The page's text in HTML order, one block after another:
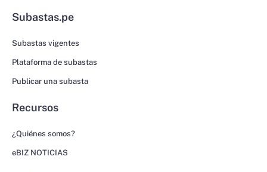
Subastas.pe
Subastas vigentes
Plataforma de subastas
Publicar una subasta
Recursos
¿Quiénes somos?
eBIZ NOTICIAS